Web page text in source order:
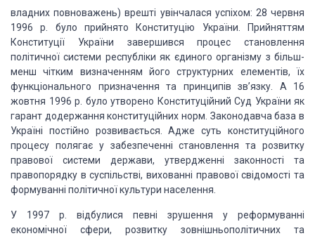
владних повноважень) врешті увінчалася успіхом: 28 червня
1996 р. було прийнято Конституцію України. Прийняттям
Конституції України завершився процес становлення
політичної системи республіки як єдиного організму з більш-
менш чітким визначенням його структурних елементів, їх
функціонального призначення та принципів зв’язку.
А 16
жовтня 1996 р. було утворено Конституційний Суд України як
гарант додержання конституційних норм. Законодавча база в
Україні постійно розвивається. Адже суть конституційного
процесу полягає у забезпеченні становлення та розвитку
правової системи держави, утвердженні законності та
правопорядку в суспільстві, вихованні правової свідомості та
формуванні політичної культури населення.
У 1997 р. відбулися певні зрушення у реформуванні
економічної сфери, розвитку зовнішньополітичних та